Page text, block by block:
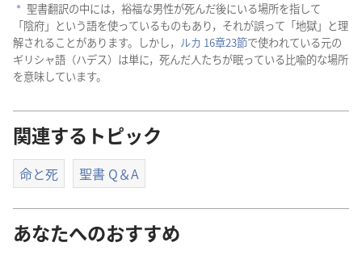
a 聖書翻訳の中には， 裕福な男性が死んだ後にいる場所を指して
「陰府」という語を使っているものもあり，それが誤って「地獄」と理
解されることがあります。しかし， ルカ 16章23節で使われている元の
ギリシャ語 （ハデス）は単に， 死んだ人たちが眠っている 比喩的な場所
を意味しています。
関連するトピック
命と死 聖書 Q＆A
あなたへのおすすめ